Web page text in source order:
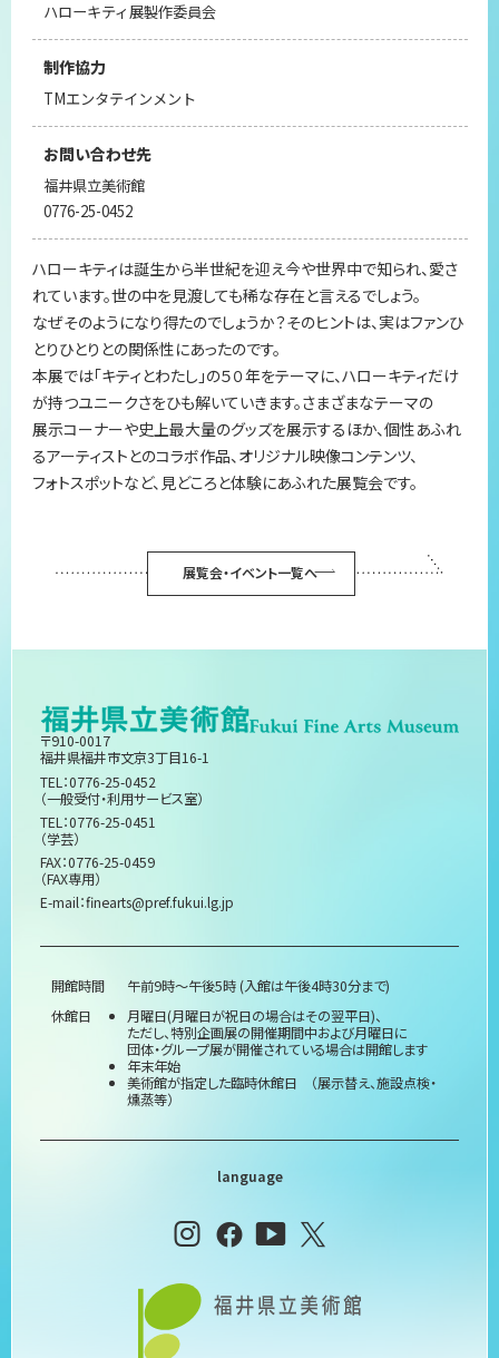
ハローキティ展製作委員会
制作協力
TMエンタテインメント
お問い合わせ先
福井県立美術館
0776-25-0452
ハローキティは誕生から半世紀を迎え今や世界中で知られ、愛さ
れています。世の中を見渡しても稀な存在と言えるでしょう。
なぜそのようになり得たのでしょうか？そのヒントは、実はファンひ
とりひとりとの関係性にあったのです。
本展では「キティとわたし」の５０年をテーマに、ハローキティだけ
が持つユニークさをひも解いていきます。さまざまなテーマの
展示コーナーや史上最大量のグッズを展示するほか、個性あふれ
るアーティストとのコラボ作品、オリジナル映像コンテンツ、
フォトスポットなど、見どころと体験にあふれた展覧会です。
展覧会・イベント一覧へ
〒910-0017
福井県福井市文京3丁目16-1
TEL：0776-25-0452
（一般受付・利用サービス室）
TEL：0776-25-0451
（学芸）
FAX：0776-25-0459
（FAX専用）
E-mail：finearts@pref.fukui.lg.jp
開館時間
午前9時～午後5時 (入館は午後4時30分まで)
休館日
月曜日(月曜日が祝日の場合はその翌平日)、
ただし、特別企画展の開催期間中および月曜日に
団体・グループ展が開催されている場合は開館します
年末年始
美術館が指定した臨時休館日 （展示替え、施設点検・
燻蒸等）
language